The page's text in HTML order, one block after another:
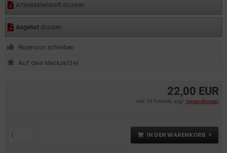
22,00 EUR
inkl. 19 % MwSt. zzgl. Versandkosten
IN DEN WARENKORB
Artikeldatenblatt drucken
Angebot drucken
Rezension schreiben